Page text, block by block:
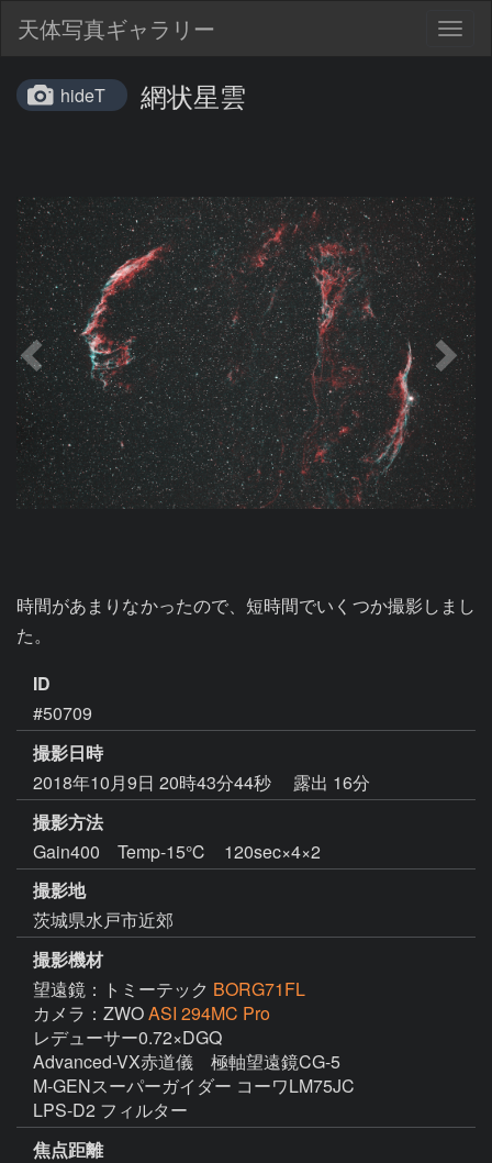
天体写真ギャラリー
hideT 網状星雲
時間があまりなかったので、短時間でいくつか撮影しまし
た。
ID
#50709
撮影日時
2018年10月9日 20時43分44秒
露出 16分
撮影方法
Gain400 Temp-15℃ 120sec×4×2
撮影地
茨城県水戸市近郊
撮影機材
望遠鏡：トミーテック BORG71FL
カメラ：ZWOASI 294MC Pro
レデューサー0.72×DGQ
Advanced-VX赤道儀　極軸望遠鏡CG-5
M-GENスーパーガイダー コーワLM75JC
LPS-D2 フィルター
焦点距離